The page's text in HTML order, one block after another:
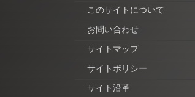
このサイトについて
お問い合わせ
サイトマップ
サイトポリシー
サイト沿革